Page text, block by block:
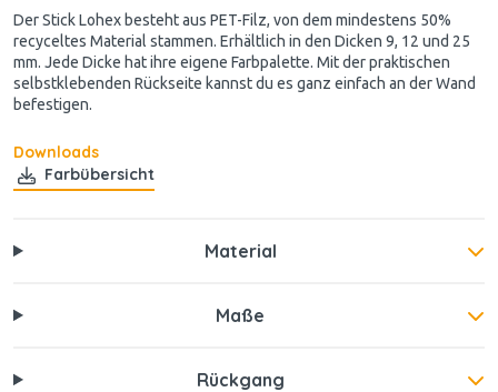
Der Stick Lohex besteht aus PET-Filz, von dem mindestens 50%
recyceltes Material stammen. Erhältlich in den Dicken 9, 12 und 25
mm. Jede Dicke hat ihre eigene Farbpalette. Mit der praktischen
selbstklebenden Rückseite kannst du es ganz einfach an der Wand
befestigen.
Downloads
Farbübersicht
Material
Maße
Rückgang